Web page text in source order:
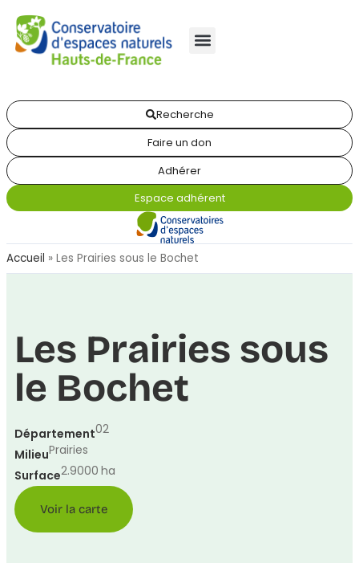
Recherche
Faire un don
Adhérer
Espace adhérent
Accueil » Les Prairies sous le Bochet
Les Prairies sous
le Bochet
Département02
MilieuPrairies
Surface2.9000 ha
Voir la carte